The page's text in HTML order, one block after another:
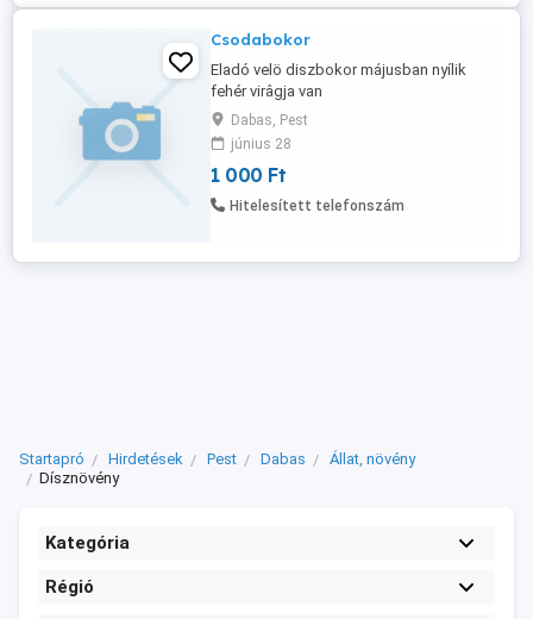
Csodabokor
Eladó velö diszbokor májusban nyílik
fehér virâgja van
Dabas, Pest
június 28
1 000 Ft
Hitelesített telefonszám
Startapró Hirdetések Pest Dabas
Állat, növény
Dísznövény
Kategória
Régió